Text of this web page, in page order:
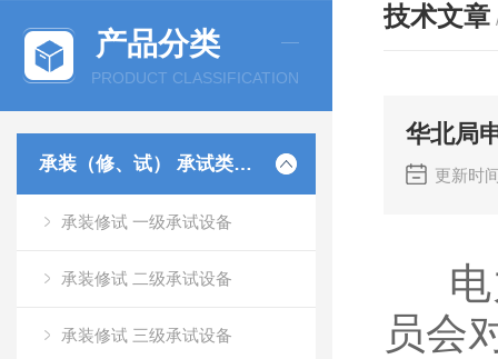
产品分类
PRODUCT CLASSIFICATION
承装（修、试） 承试类仪器
承装修试 一级承试设备
承装修试 二级承试设备
承装修试 三级承试设备
技术文章
华北局
更新时
电
员会